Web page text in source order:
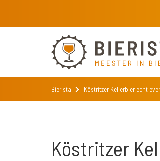
Bierista Köstritzer Kellerbier echt
Köstritzer